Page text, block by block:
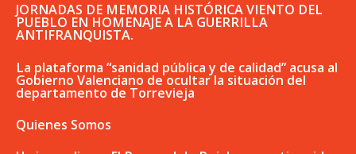
JORNADAS DE MEMORIA HISTÓRICA VIENTO DEL
PUEBLO EN HOMENAJE A LA GUERRILLA
ANTIFRANQUISTA.
La plataforma “sanidad pública y de calidad” acusa al
Gobierno Valenciano de ocultar la situación del
departamento de Torrevieja
Quienes Somos